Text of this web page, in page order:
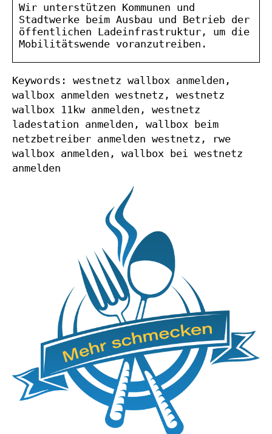
Wir unterstützen Kommunen und
Stadtwerke beim Ausbau und Betrieb der
öffentlichen Ladeinfrastruktur, um die
Mobilitätswende voranzutreiben.
Keywords: westnetz wallbox anmelden,
wallbox anmelden westnetz, westnetz
wallbox 11kw anmelden, westnetz
ladestation anmelden, wallbox beim
netzbetreiber anmelden westnetz, rwe
wallbox anmelden, wallbox bei westnetz
anmelden